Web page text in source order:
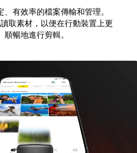
、有效率的檔案傳輸和管理。
取素材，以便在行動裝置上更
順暢地進行剪輯。